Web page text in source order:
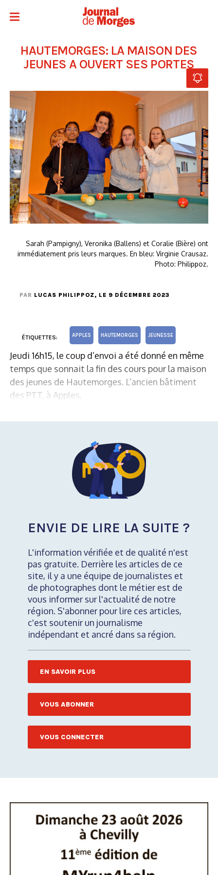
HAUTEMORGES: LA MAISON DES
JEUNES A OUVERT SES PORTES
Sarah (Pampigny), Veronika (Ballens) et Coralie (Bière) ont
immédiatement pris leurs marques. En bleu: Virginie Crausaz.
Photo: Philippoz.
PAR LUCAS PHILIPPOZ, LE 9 DÉCEMBRE 2023
ÉTIQUETTES: APPLES HAUTEMORGES JEUNESSE
Jeudi 16h15, le coup d’envoi a été donné en même
temps que sonnait la fin des cours pour la maison
des jeunes de Hautemorges. L’ancien bâtiment
des PTT, à Apples,
ENVIE DE LIRE LA SUITE ?
L'information vérifiée et de qualité n'est
pas gratuite. Derrière les articles de ce
site, il y a une équipe de journalistes et
de photographes dont le métier est de
vous informer sur l'actualité de notre
région. S'abonner pour lire ces articles,
c'est soutenir un journalisme
indépendant et ancré dans sa région.
EN SAVOIR PLUS
VOUS ABONNER
VOUS CONNECTER